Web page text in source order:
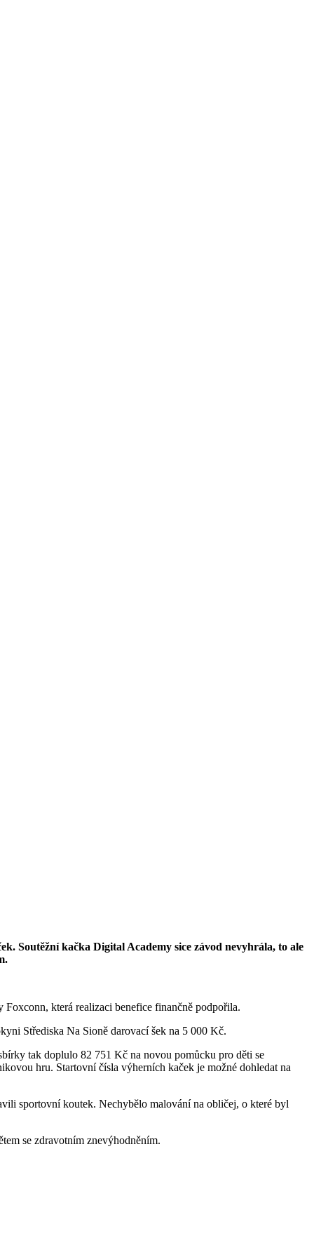
Soutěžní kačka Digital Academy sice závod nevyhrála, to ale
která realizaci benefice finančně podpořila.
Střediska Na Sioně darovací šek na 5 000 Kč.
tak doplulo 82 751 Kč na novou pomůcku pro děti se
hru. Startovní čísla výherních kaček je možné dohledat na
sportovní koutek. Nechybělo malování na obličej, o které byl
se zdravotním znevýhodněním.